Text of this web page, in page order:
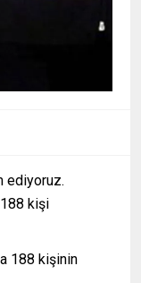
ediyoruz.
188 kişi
188 kişinin